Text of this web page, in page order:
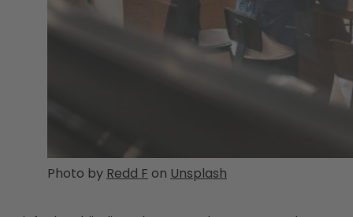
Photo by Redd F on Unsplash